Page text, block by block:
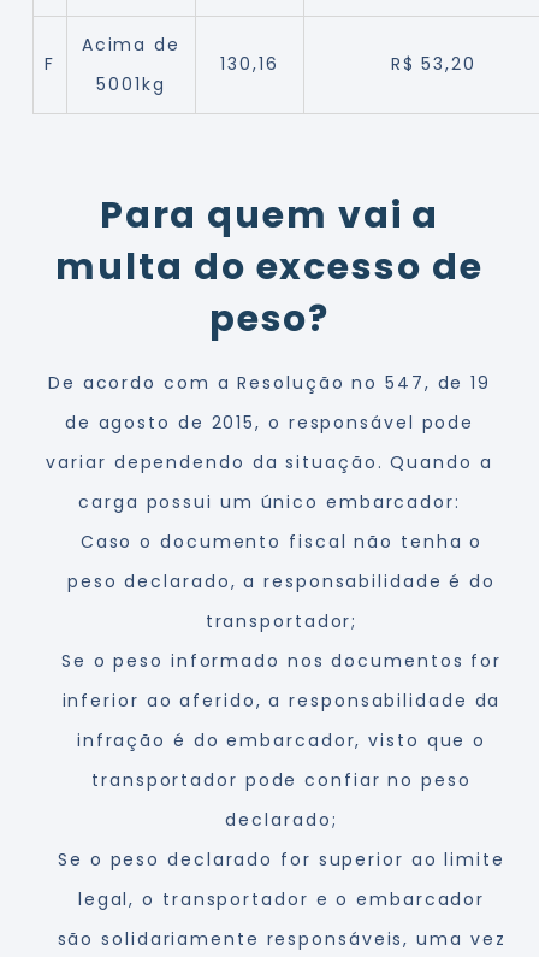
F
Acima de
5001kg
130,16 R$ 53,20
Para quem vai a
multa do excesso de
peso?
De acordo com a Resolução no 547, de 19
de agosto de 2015, o responsável pode
variar dependendo da situação. Quando a
carga possui um único embarcador:
Caso o documento fiscal não tenha o
peso declarado, a responsabilidade é do
transportador;
Se o peso informado nos documentos for
inferior ao aferido, a responsabilidade da
infração é do embarcador, visto que o
transportador pode confiar no peso
declarado;
Se o peso declarado for superior ao limite
legal, o transportador e o embarcador
são solidariamente responsáveis, uma vez